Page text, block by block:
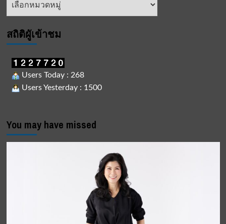
สมาคม
สนับสนุน
พม.
เรา
ไม่
ทิ้ง
สถิติผูัเข้าชม
Users Today : 268
Users Yesterday : 1500
You may have missed